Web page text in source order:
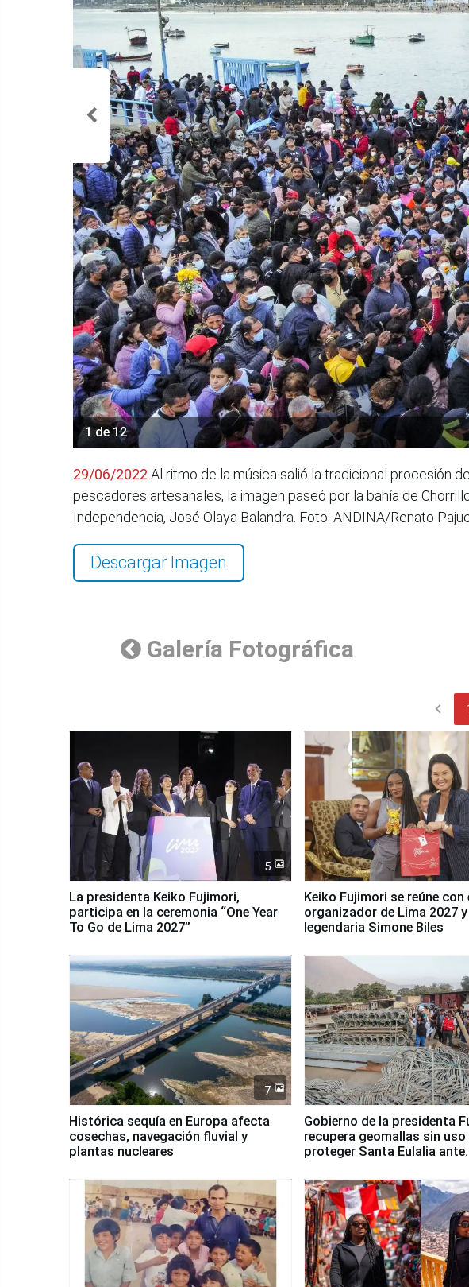
1 de 12
29/06/2022 Al ritmo de la música salió la tradicional procesión
pescadores artesanales, la imagen paseó por la bahía de
Independencia, José Olaya Balandra. Foto: ANDINA/Renato
Descargar Imagen
Galería Fotográfica
chevron_left
5
La presidenta Keiko Fujimori,
participa en la ceremonia “One Year
To Go de Lima 2027”
Keiko Fujimori se reúne
organizador de Lima 2027
legendaria Simone Biles
7
Histórica sequía en Europa afecta
cosechas, navegación fluvial y
plantas nucleares
Gobierno de la presidenta
recupera geomallas sin uso
proteger Santa Eulalia ante